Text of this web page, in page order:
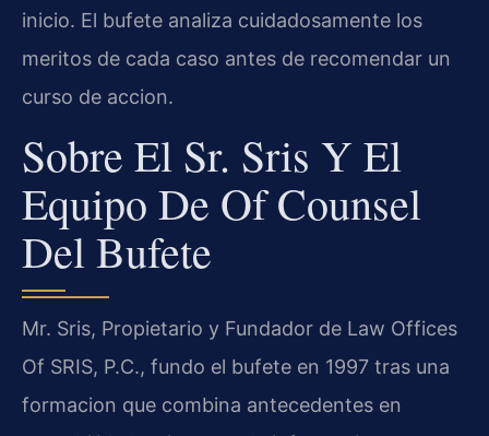
inicio. El bufete analiza cuidadosamente los
meritos de cada caso antes de recomendar un
curso de accion.
Sobre El Sr. Sris Y El
Equipo De Of Counsel
Del Bufete
Mr. Sris, Propietario y Fundador de Law Offices
Of SRIS, P.C., fundo el bufete en 1997 tras una
formacion que combina antecedentes en